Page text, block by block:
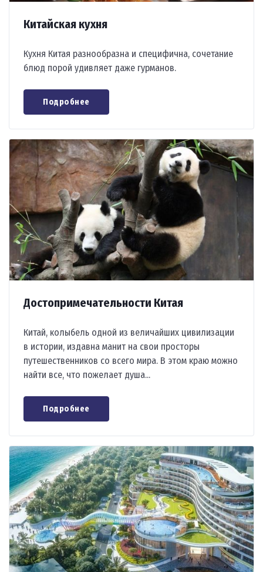
Китайская кухня
Кухня Китая разнообразна и специфична, сочетание
блюд порой удивляет даже гурманов.
Подробнее
Достопримечательности Китая
Китай, колыбель одной из величайших цивилизации
в истории, издавна манит на свои просторы
путешественников со всего мира. В этом краю можно
найти все, что пожелает душа...
Подробнее